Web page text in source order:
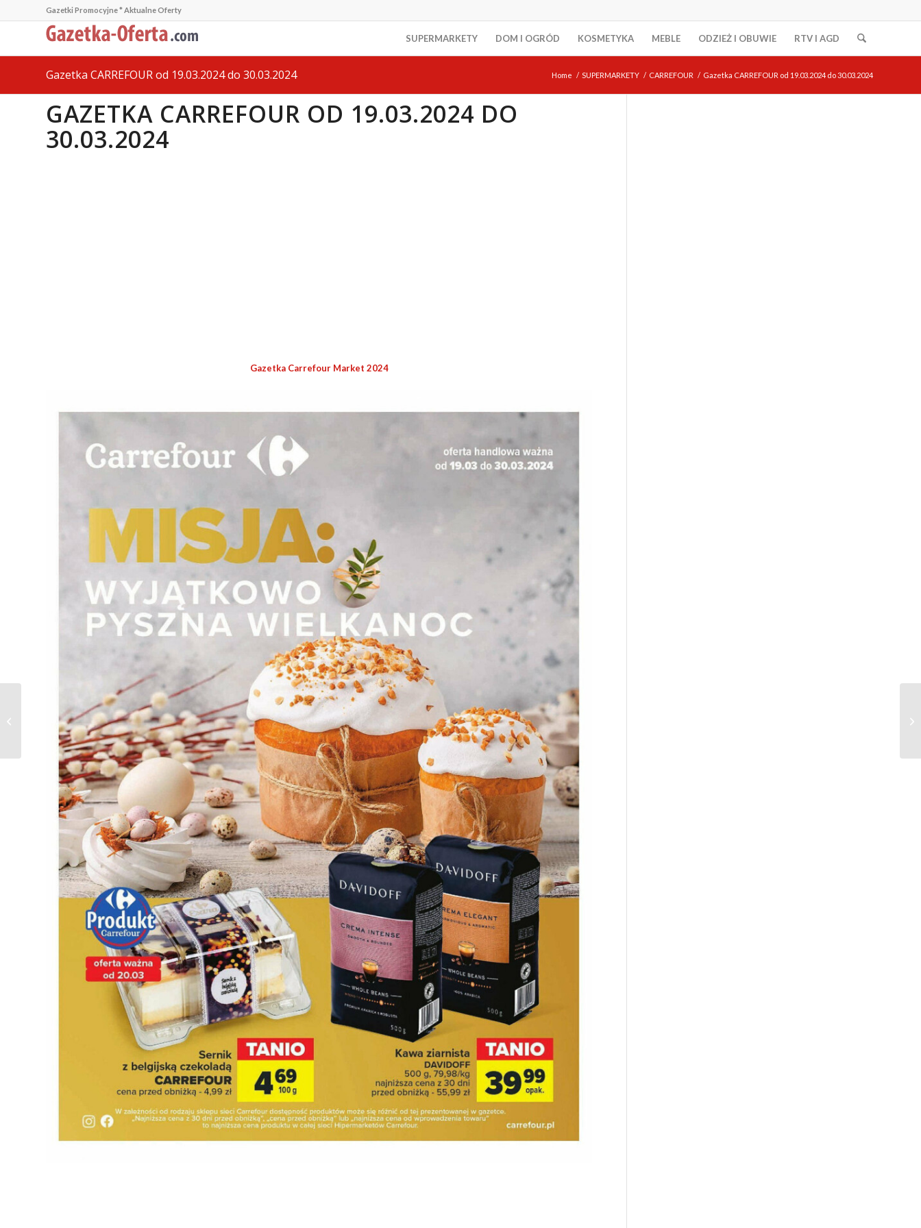
Gazetki Promocyjne * Aktualne Oferty
SUPERMARKETY DOM I OGRÓD KOSMETYKA MEBLE ODZIEŻ I OBUWIE RTV I AGD
Gazetka CARREFOUR od 19.03.2024 do 30.03.2024 Home / SUPERMARKETY / CARREFOUR / Gazetka CARREFOUR od 19.03.2024 do 30.03.2024
GAZETKA CARREFOUR OD 19.03.2024 DO
30.03.2024
Gazetka Carrefour Market 2024
Gazetka Lewiatan od
21.03.2024 do
30.03.2024